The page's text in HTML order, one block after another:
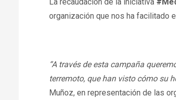
organización que nos ha facilitado
“A través de esta campaña
terremoto, que han visto cómo su
Muñoz, en representación de las